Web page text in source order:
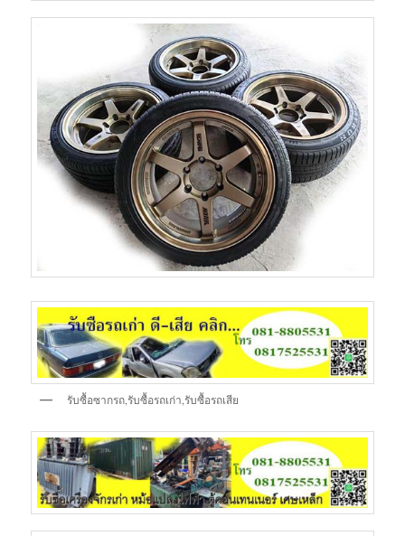
รับซื้อซากรถ,รับซื้อรถเก่า,รับซื้อรถเสีย